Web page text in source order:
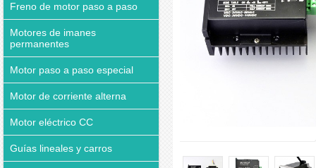
Freno de motor paso a paso
Motores de imanes
permanentes
Motor paso a paso especial
Motor de corriente alterna
Motor eléctrico CC
Guías lineales y carros